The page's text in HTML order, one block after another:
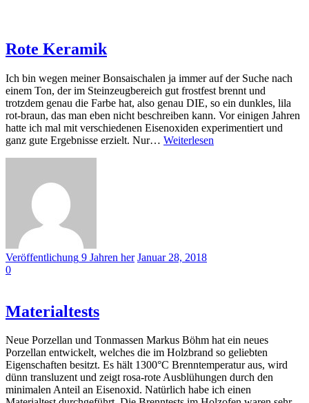
Rote Keramik
Ich bin wegen meiner Bonsaischalen ja immer auf der Suche nach
einem Ton, der im Steinzeugbereich gut frostfest brennt und
trotzdem genau die Farbe hat, also genau DIE, so ein dunkles, lila
rot-braun, das man eben nicht beschreiben kann. Vor einigen Jahren
hatte ich mal mit verschiedenen Eisenoxiden experimentiert und
ganz gute Ergebnisse erzielt. Nur… Weiterlesen
Veröffentlichung 9 Jahren her Januar 28, 2018
0
Materialtests
Neue Porzellan und Tonmassen Markus Böhm hat ein neues
Porzellan entwickelt, welches die im Holzbrand so geliebten
Eigenschaften besitzt. Es hält 1300°C Brenntemperatur aus, wird
dünn transluzent und zeigt rosa-rote Ausblühungen durch den
minimalen Anteil an Eisenoxid. Natürlich habe ich einen